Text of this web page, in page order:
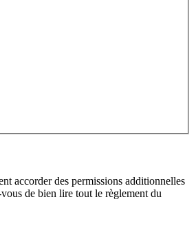
accorder des permissions additionnelles
de bien lire tout le règlement du